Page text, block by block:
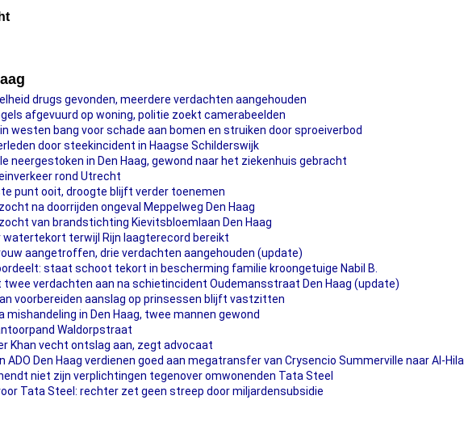
drugs gevonden, meerdere verdachten aangehouden
afgevuurd op woning, politie zoekt camerabeelden
westen bang voor schade aan bomen en struiken door sproeiverbod
door steekincident in Haagse Schilderswijk
neergestoken in Den Haag, gewond naar het ziekenhuis gebracht
rond Utrecht
punt ooit, droogte blijft verder toenemen
na doorrijden ongeval Meppelweg Den Haag
van brandstichting Kievitsbloemlaan Den Haag
watertekort terwijl Rijn laagterecord bereikt
aangetroffen, drie verdachten aangehouden (update)
staat schoot tekort in bescherming familie kroongetuige Nabil B.
twee verdachten aan na schietincident Oudemansstraat Den Haag (update)
voorbereiden aanslag op prinsessen blijft vastzitten
mishandeling in Den Haag, twee mannen gewond
Waldorpstraat
Khan vecht ontslag aan, zegt advocaat
ADO Den Haag verdienen goed aan megatransfer van Crysencio Summerville naar Al-Hilal
niet zijn verplichtingen tegenover omwonenden Tata Steel
Tata Steel: rechter zet geen streep door miljardensubsidie